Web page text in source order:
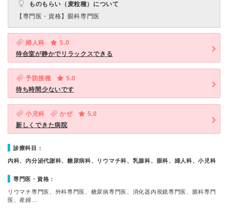
ものもらい（麦粒種）について
【専門医・資格】 眼科専門医
婦人科
5.0
待合室が静かでリラックスできる
予防接種
5.0
待ち時間少ないです
小児科 かぜ
5.0
新しくできた病院
診療科目：
内科、内分泌代謝科、糖尿病科、リウマチ科、乳腺科、眼科、婦人科、小児科
専門医・資格：
リウマチ専門医、外科専門医、糖尿病専門医、消化器内視鏡専門医、眼科専門
医、産婦…